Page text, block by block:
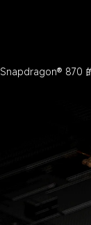
Snapdragon® 870